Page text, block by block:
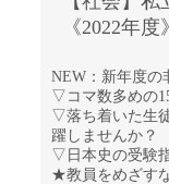
《2022年
NEW：新年度の
▽コマ数多めの
▽落ち着いた生
躍しませんか？
▽日本史の受験
★教員をめざす